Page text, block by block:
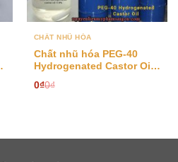
CHẤT NHŨ HÓA
Chất nhũ hóa PEG-40
Hydrogenated Castor Oil
0₫0₫